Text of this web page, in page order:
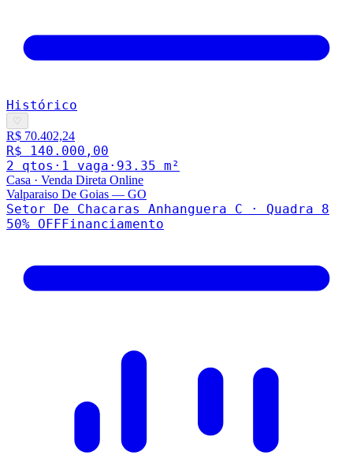
Histórico
♡
R$ 70.402,24
R$ 140.000,00
2 qtos · 1 vaga · 93.35 m²
Casa · Venda Direta Online
Valparaiso De Goias — GO
Setor De Chacaras Anhanguera C · Quadra 8
50% OFFFinanciamento